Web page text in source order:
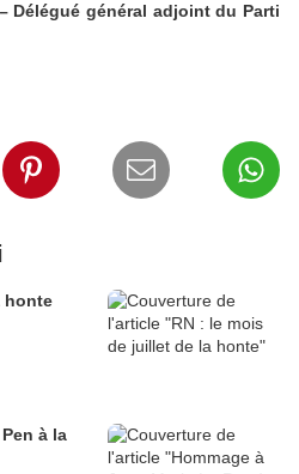
Délégué général adjoint du Parti
honte
à la